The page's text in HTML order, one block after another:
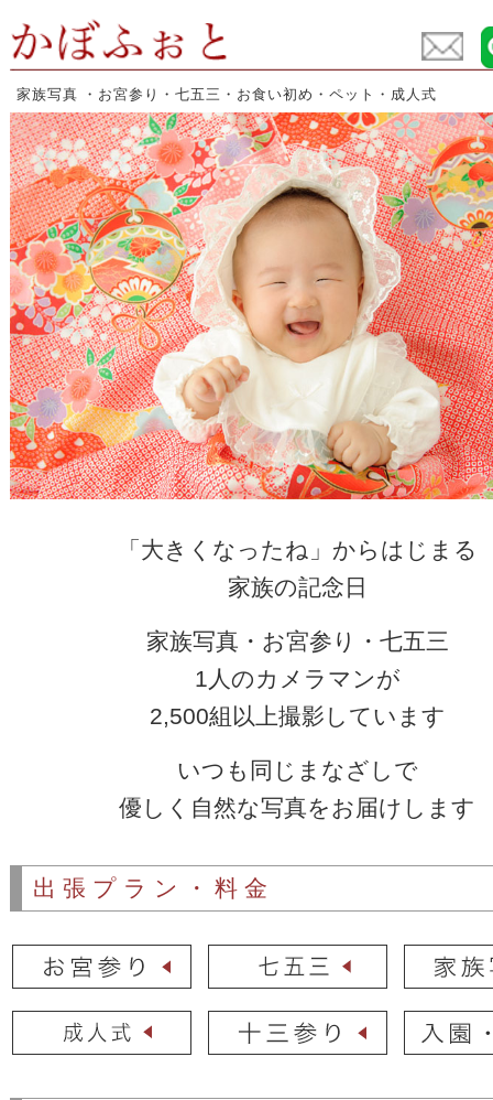
家族写真 ・お宮参り・七五三・お食い初め・ペット・成人式
「大きくなったね」からはじまる
家族の記念日
家族写真・お宮参り・七五三
1人のカメラマンが
2,500組以上撮影しています
いつも同じまなざしで
優しく自然な写真をお届けします
出張プラン・料金